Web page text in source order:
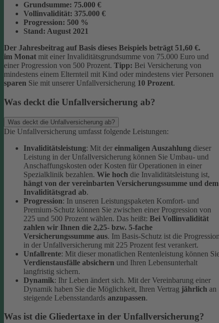
Grundsumme: 75.000 €
Vollinvalidität: 375.000 €
Progression: 500 %
Stand: August 2021
Der Jahresbeitrag auf Basis dieses Beispiels beträgt 51,60 €.
im Monat mit einer Invaliditätsgrundsumme von 75.000 Euro und
einer Progression von 500 Prozent. Tipp: Bei Versicherung von
mindestens einem Elternteil mit Kind oder mindestens vier Personen
sparen Sie mit unserer Unfallversicherung 10 Prozent.
Was deckt die Unfallversicherung ab?
Was deckt die Unfallversicherung ab?
Die Unfallversicherung umfasst folgende Leistungen:
Invaliditätsleistung: Mit der einmaligen Auszahlung dieser
Leistung in der Unfallversicherung können Sie Umbau- und
Anschaffungskosten oder Kosten für Operationen in einer
Spezialklinik bezahlen. Wie hoch die Invaliditätsleistung ist,
hängt von der vereinbarten Versicherungssumme und dem
Invaliditätsgrad ab.
Progression: In unseren Leistungspaketen Komfort- und
Premium-Schutz können Sie zwischen einer Progression von
225 und 500 Prozent wählen. Das heißt: Bei Vollinvalidität
zahlen wir Ihnen die 2,25- bzw. 5-fache
Versicherungssumme aus. Im Basis-Schutz ist die
in der Unfallversicherung mit 225 Prozent fest verankert.
Unfallrente: Mit dieser monatlichen Rentenleistung können
Verdienstausfälle absichern und Ihren Lebensunterhalt
langfristig sichern.
Dynamik: Ihr Leben ändert sich. Mit der Vereinbarung einer
Dynamik haben Sie die Möglichkeit, Ihren Vertrag jährlich an
steigende Lebensstandards anzupassen.
Was ist die Gliedertaxe in der Unfallversicherung?